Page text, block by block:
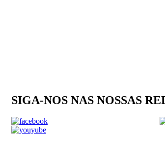
SIGA-NOS NAS NOSSAS